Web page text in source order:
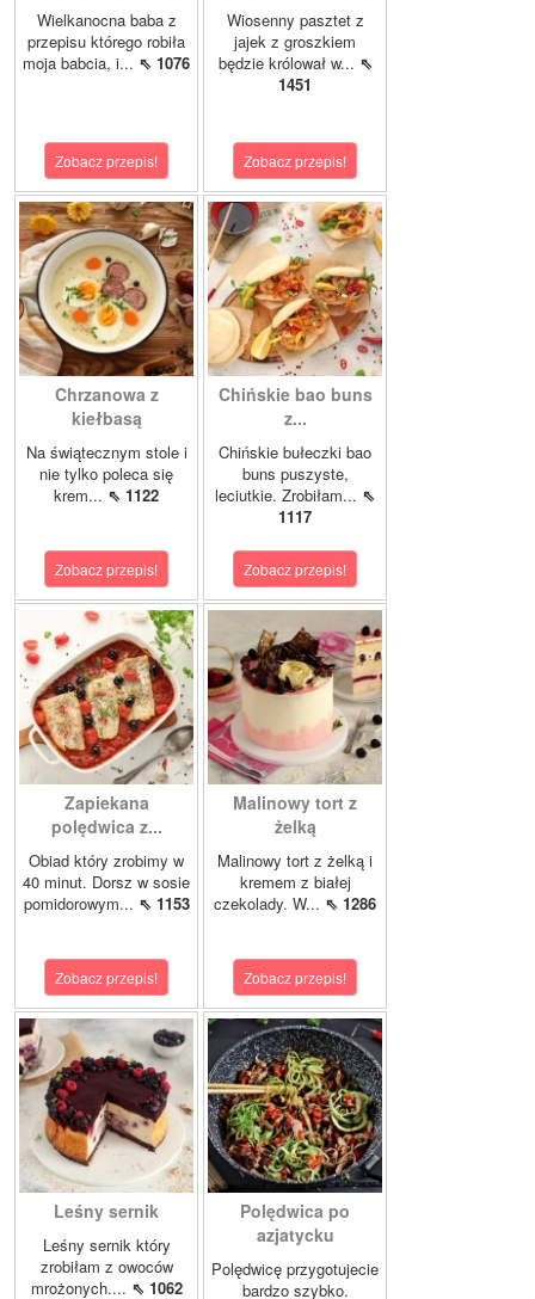
Wielkanocna baba z
przepisu którego robiła
moja babcia, i... ⇖ 1076
Zobacz przepis!
Wiosenny pasztet z
jajek z groszkiem
będzie królował w... ⇖
1451
Zobacz przepis!
Chrzanowa z
kiełbasą
Na świątecznym stole i
nie tylko poleca się
krem... ⇖ 1122
Zobacz przepis!
Chińskie bao buns
z...
Chińskie bułeczki bao
buns puszyste,
leciutkie. Zrobiłam... ⇖
1117
Zobacz przepis!
Zapiekana
polędwica z...
Obiad który zrobimy w
40 minut. Dorsz w sosie
pomidorowym... ⇖ 1153
Zobacz przepis!
Malinowy tort z
żelką
Malinowy tort z żelką i
kremem z białej
czekolady. W... ⇖ 1286
Zobacz przepis!
Leśny sernik
Leśny sernik który
zrobiłam z owoców
mrożonych.... ⇖ 1062
Polędwica po
azjatycku
Polędwicę przygotujecie
bardzo szybko.